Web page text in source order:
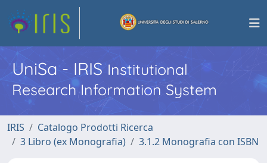
UniSa - IRISInstitutional
Research Information System
IRIS
Catalogo Prodotti Ricerca
3 Libro (ex Monografia)
3.1.2 Monografia con ISBN